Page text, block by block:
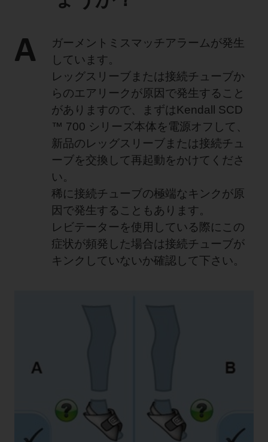
A
ガーメントミスマッチアラームが発生
しています。
レッグスリーブまたは接続チューブか
らのエアリークが原因で発生すること
がありますので、まずはKendall SCD
™ 700 シリーズ本体を電源オフして、
新品のレッグスリーブまたは接続チュ
ーブを交換して再起動をかけてくださ
い。
稀に接続チューブの極端なキンクが原
因で発生することもあります。
レビテーターを使用している際にこの
症状が頻発した場合は接続チューブが
キンクしていないか確認して下さい。